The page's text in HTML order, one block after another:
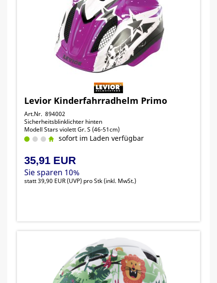
Levior Kinderfahrradhelm Primo
Art.Nr. 894002
Sicherheitsblinklichter hinten
Modell Stars violett Gr. S (46-51cm)
sofort im Laden verfügbar
35,91 EUR
Sie sparen 10%
statt39,90 EUR(UVP) pro Stk (inkl. MwSt.)